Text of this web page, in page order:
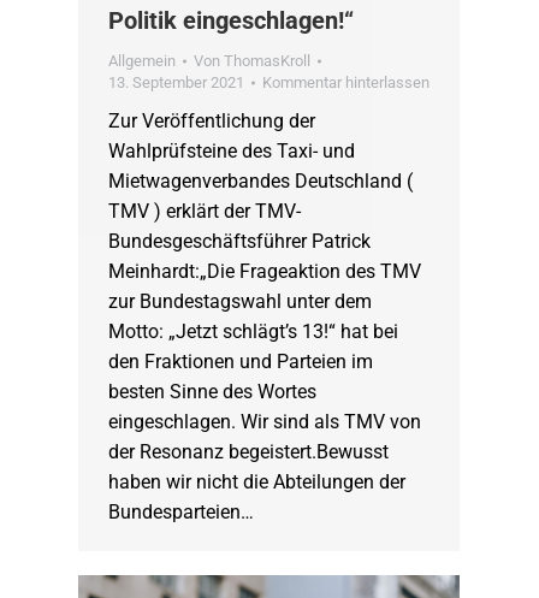
Politik eingeschlagen!“
Allgemein Von ThomasKroll
13. September 2021
Kommentar hinterlassen
Zur Veröffentlichung der
Wahlprüfsteine des Taxi- und
Mietwagenverbandes Deutschland (
TMV ) erklärt der TMV-
Bundesgeschäftsführer Patrick
Meinhardt:„Die Frageaktion des TMV
zur Bundestagswahl unter dem
Motto: „Jetzt schlägt’s 13!“ hat bei
den Fraktionen und Parteien im
besten Sinne des Wortes
eingeschlagen. Wir sind als TMV von
der Resonanz begeistert.Bewusst
haben wir nicht die Abteilungen der
Bundesparteien…